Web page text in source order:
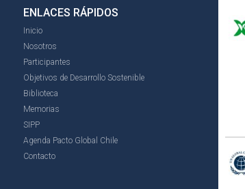
ENLACES RÁPIDOS
Inicio
Nosotros
Participantes
Objetivos de Desarrollo Sostenible
Biblioteca
Memorias
SIPP
Agenda Pacto Global Chile
Contacto